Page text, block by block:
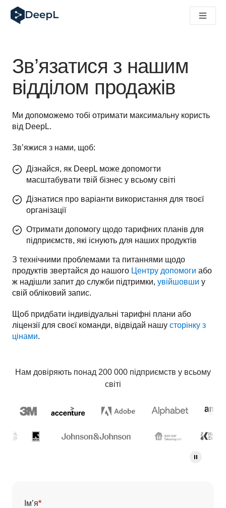
DeepL для ШІ-агентів
Translation Flow в DeepL: Нові робочі процеси на основі
Розшифровка довіри до мовного ШІ в підприємстві. У
Як ми розробляємо систему оцінювання якості
Від якісного перекладу до голосової платформи
Зв’язатися з нашим
відділом продажів
Ми допоможемо тобі отримати максимальну користь
від DeepL.
Зв’яжися з нами, щоб:
Дізнайся, як DeepL може допомогти
масштабувати твій бізнес у всьому світі
Дізнатися про варіанти використання для твоєї
організації
Отримати допомогу щодо тарифних планів для
підприємств, які існують для наших продуктів
З технічними проблемами та питаннями щодо
продуктів звертайся до нашого Центру допомоги або
ж надішли запит до служби підтримки, увійшовши у
свій обліковий запис.
Щоб придбати індивідуальні тарифні плани або
ліцензії для своєї команди, відвідай нашу сторінку з
цінами.
Нам довіряють понад 200 000 підприємств у всьому
світі
Ім’я*